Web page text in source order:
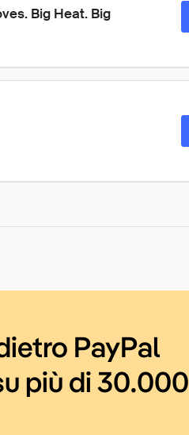
Big Heat. Big
PayPal
più di 30.000